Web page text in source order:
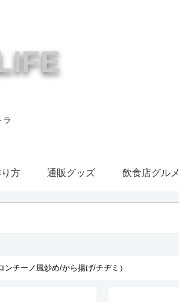
ラ
方 通販グッズ 飲食店グルメ
チーノ風炒め/から揚げ/チヂミ）